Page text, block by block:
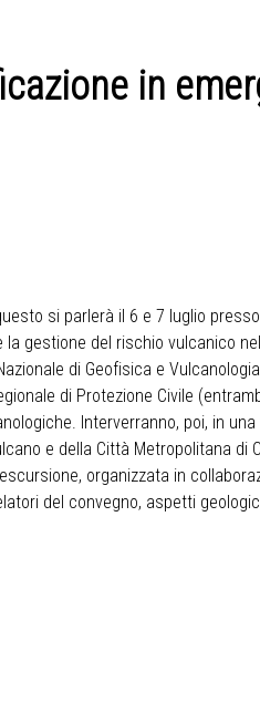
in
si parlerà il 6 e 7 luglio
gestione del rischio vulcanico
di Geofisica e
di Protezione Civile
Interverranno, poi, in
e della Città Metropolitana di
organizzata in
del convegno, aspetti